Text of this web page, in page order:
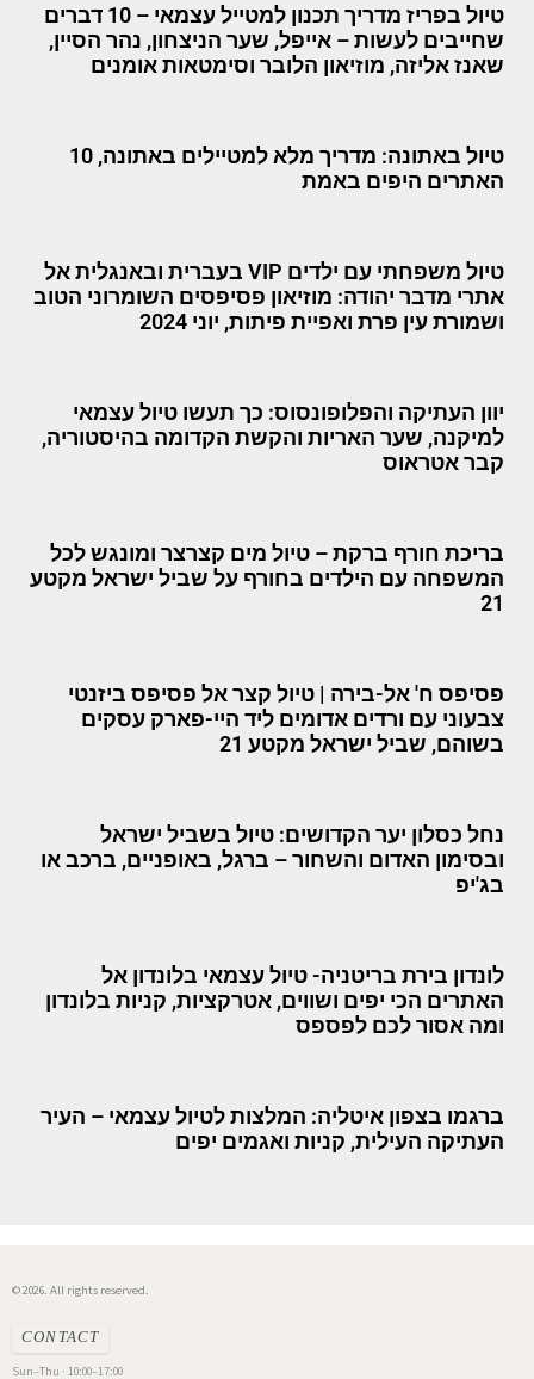
טיול בפריז מדריך תכנון למטייל עצמאי – 10 דברים
שחייבים לעשות – אייפל, שער הניצחון, נהר הסיין,
שאנז אליזה, מוזיאון הלובר וסימטאות אומנים
טיול באתונה: מדריך מלא למטיילים באתונה, 10
האתרים היפים באמת
טיול משפחתי עם ילדים VIP בעברית ובאנגלית אל
אתרי מדבר יהודה: מוזיאון פסיפסים השומרוני הטוב
ושמורת עין פרת ואפיית פיתות, יוני 2024
יוון העתיקה והפלופונסוס: כך תעשו טיול עצמאי
למיקנה, שער האריות והקשת הקדומה בהיסטוריה,
קבר אטראוס
בריכת חורף ברקת – טיול מים קצרצר ומונגש לכל
המשפחה עם הילדים בחורף על שביל ישראל מקטע
21
פסיפס ח' אל-בירה | טיול קצר אל פסיפס ביזנטי
צבעוני עם ורדים אדומים ליד היי-פארק עסקים
בשוהם, שביל ישראל מקטע 21
נחל כסלון יער הקדושים: טיול בשביל ישראל
ובסימון האדום והשחור – ברגל, באופניים, ברכב או
בג'יפ
לונדון בירת בריטניה- טיול עצמאי בלונדון אל
האתרים הכי יפים ושווים, אטרקציות, קניות בלונדון
ומה אסור לכם לפספס
ברגמו בצפון איטליה: המלצות לטיול עצמאי – העיר
העתיקה העילית, קניות ואגמים יפים
© 2026. All rights reserved.
CONTACT
Sun–Thu · 10:00–17:00